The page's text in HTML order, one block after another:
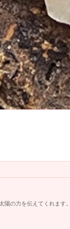
陽の力を伝えてくれます